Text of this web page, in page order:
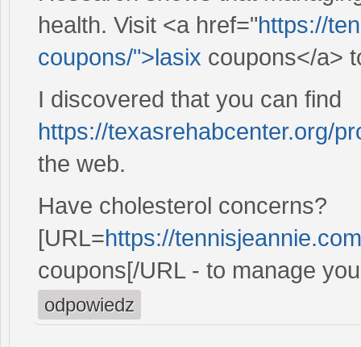
health. Visit <a href="https://
coupons/">lasix coupons</a>
I discovered that you can find
https://texasrehabcenter.org/
the web.
Have cholesterol concerns?
[URL=https://
coupons[/URL - to manage
odpowiedz